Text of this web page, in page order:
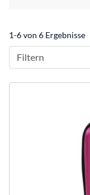
1-6 von 6 Ergebnisse
Filtern